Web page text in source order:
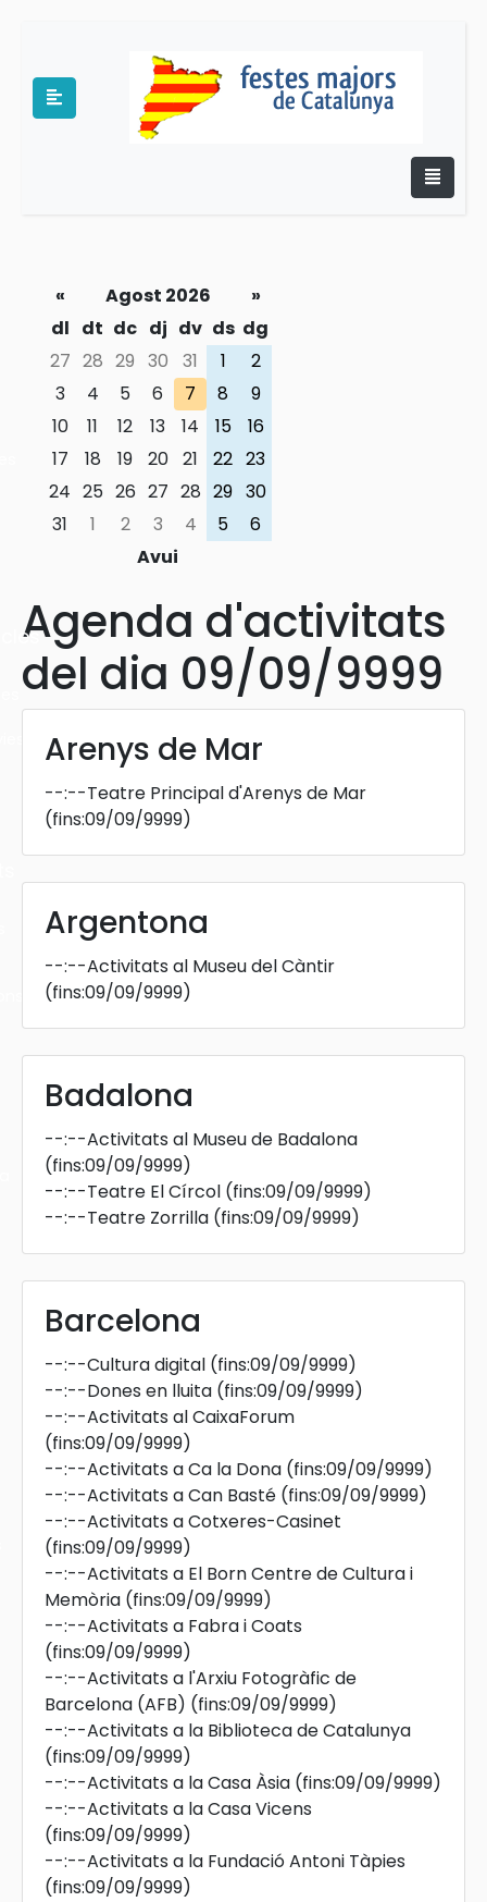
« Agost 2026
»
dl dt dc dj dv ds dg
27 28 29 30 31 1
2
3
4 5 6 7 8
9
10
11 12 13 14 15
16
17
18 19 20 21 22 23
24 25 26 27 28 29 30
31
1 2 3 4 5
6
Avui
Agenda d'activitats
del dia 09/09/9999
Arenys de Mar
--:--Teatre Principal d'Arenys de Mar
(fins:09/09/9999)
Argentona
--:--Activitats al Museu del Càntir
(fins:09/09/9999)
Badalona
--:--Activitats al Museu de Badalona
(fins:09/09/9999)
--:--Teatre El Círcol (fins:09/09/9999)
--:--Teatre Zorrilla (fins:09/09/9999)
Barcelona
--:--Cultura digital (fins:09/09/9999)
--:--Dones en lluita (fins:09/09/9999)
--:--Activitats al CaixaForum
(fins:09/09/9999)
--:--Activitats a Ca la Dona (fins:09/09/9999)
--:--Activitats a Can Basté (fins:09/09/9999)
--:--Activitats a Cotxeres-Casinet
(fins:09/09/9999)
--:--Activitats a El Born Centre de Cultura i
Memòria (fins:09/09/9999)
--:--Activitats a Fabra i Coats
(fins:09/09/9999)
--:--Activitats a l'Arxiu Fotogràfic de
Barcelona (AFB) (fins:09/09/9999)
--:--Activitats a la Biblioteca de Catalunya
(fins:09/09/9999)
--:--Activitats a la Casa Àsia (fins:09/09/9999)
--:--Activitats a la Casa Vicens
(fins:09/09/9999)
--:--Activitats a la Fundació Antoni Tàpies
(fins:09/09/9999)